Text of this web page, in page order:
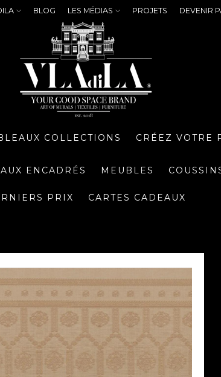
BLOG LES MÉDIAS PROJETS DEVENIR
COLLECTIONS CRÉEZ VOTRE
ENCADRÉS MEUBLES
PRIX CARTES CADEAUX